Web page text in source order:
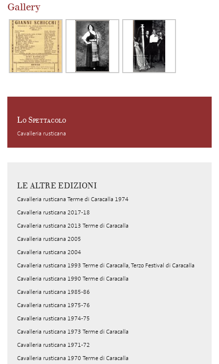
Gallery
Lo Spettacolo
Cavalleria rusticana
LE ALTRE EDIZIONI
Cavalleria rusticana Terme di Caracalla 1974
Cavalleria rusticana 2017-18
Cavalleria rusticana 2013 Terme di Caracalla
Cavalleria rusticana 2005
Cavalleria rusticana 2004
Cavalleria rusticana 1993 Terme di Caracalla, Terzo Festival di Caracalla
Cavalleria rusticana 1990 Terme di Caracalla
Cavalleria rusticana 1985-86
Cavalleria rusticana 1975-76
Cavalleria rusticana 1974-75
Cavalleria rusticana 1973 Terme di Caracalla
Cavalleria rusticana 1971-72
Cavalleria rusticana 1970 Terme di Caracalla